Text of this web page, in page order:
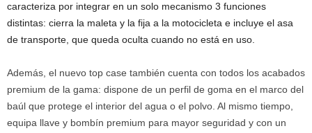
caracteriza por integrar en un solo mecanismo 3 funciones
distintas: cierra la maleta y la fija a la motocicleta e incluye el asa
de transporte, que queda oculta cuando no está en uso.
Además, el nuevo top case también cuenta con todos los acabados
premium de la gama: dispone de un perfil de goma en el marco del
baúl que protege el interior del agua o el polvo. Al mismo tiempo,
equipa llave y bombín premium para mayor seguridad y con un